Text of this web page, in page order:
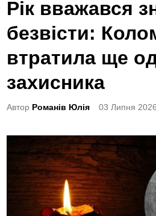
s
t
e
d
i
n
Рік вважався
безвісти:
втратила ще
захисника
Автор Романів Юлія 03 Липня